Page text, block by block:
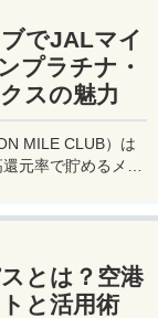
でJALマイ
プラチナ・
スの魅力
MILE CLUB）は
元率で貯めるメリ
とは？空港
と活用術